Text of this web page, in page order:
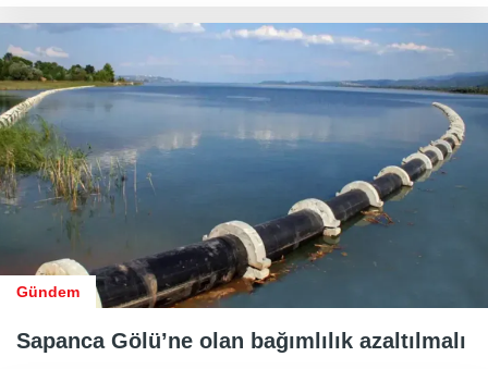
Gündem
Sapanca Gölü’ne olan bağımlılık azaltılmalı